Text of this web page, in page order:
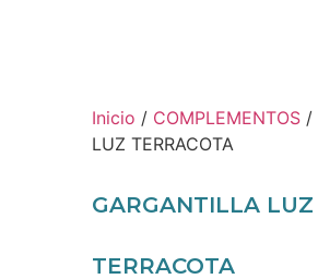
Inicio / COMPLEMENTOS /
LUZ TERRACOTA
GARGANTILLA LUZ
TERRACOTA